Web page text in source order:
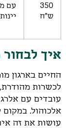
350
ש"ח
עם
איך
החיים בארגון
לכשרות
עובדים עם
אלכוהול.
עושות את זה